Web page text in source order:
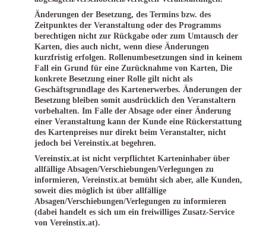
Änderungen der Besetzung, des Termins bzw. des
Zeitpunktes der Veranstaltung oder des Programms
berechtigen nicht zur Rückgabe oder zum Umtausch der
Karten, dies auch nicht, wenn diese Änderungen
kurzfristig erfolgen. Rollenumbesetzungen sind in keinem
Fall ein Grund für eine Zurücknahme von Karten, Die
konkrete Besetzung einer Rolle gilt nicht als
Geschäftsgrundlage des Kartenerwerbes. Änderungen der
Besetzung bleiben somit ausdrücklich den Veranstaltern
vorbehalten. Im Falle der Absage oder einer Änderung
einer Veranstaltung kann der Kunde eine Rückerstattung
des Kartenpreises nur direkt beim Veranstalter, nicht
jedoch bei Vereinstix.at begehren.
Vereinstix.at ist nicht verpflichtet Karteninhaber über
allfällige Absagen/Verschiebungen/Verlegungen zu
informieren, Vereinstix.at bemüht sich aber, alle Kunden,
soweit dies möglich ist über allfällige
Absagen/Verschiebungen/Verlegungen zu informieren
(dabei handelt es sich um ein freiwilliges Zusatz-Service
von Vereinstix.at).